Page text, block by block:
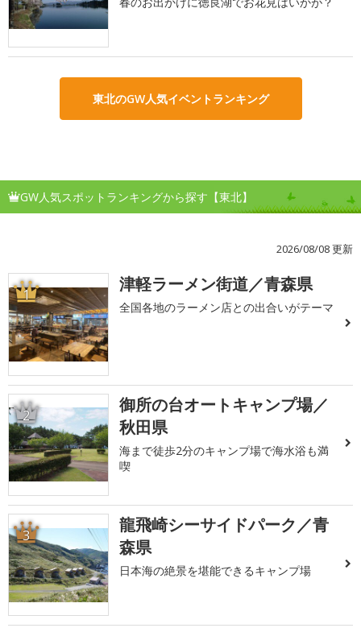
東北のGW人気イベントランキング
GW人気スポットランキングから探す【東北】
2026/08/08 更新
1 津軽ラーメン街道／青森県
全国各地のラーメン店との出合いがテーマ
2
御所の台オートキャンプ場／
秋田県
海まで徒歩2分のキャンプ場で海水浴も満
喫
3
龍飛崎シーサイドパーク／青
森県
日本海の絶景を堪能できるキャンプ場